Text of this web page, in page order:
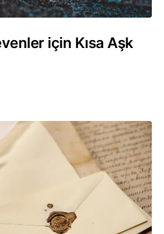
için Kısa Aşk